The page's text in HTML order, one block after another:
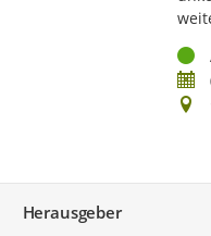
Herausgeber